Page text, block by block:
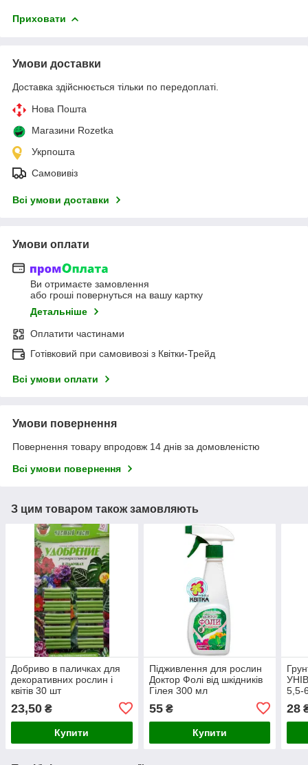
Приховати
Умови доставки
Доставка здійснюється тільки по передоплаті.
Нова Пошта
Магазини Rozetka
Укрпошта
Самовивіз
Всі умови доставки
Умови оплати
Ви отримаєте замовлення
або гроші повернуться на вашу картку
Детальніше
Оплатити частинами
Готівковий при самовивозі з Квітки-Трейд
Всі умови оплати
Умови повернення
Повернення товару впродовж 14 днів за домовленістю
Всі умови повернення
З цим товаром також замовляють
Добриво в паличках для
декоративних рослин і
квітів 30 шт
23,50 ₴
Купити
Підживлення для рослин
Доктор Фолі від шкідників
Гілея 300 мл
55₴
Купити
5,5-
28